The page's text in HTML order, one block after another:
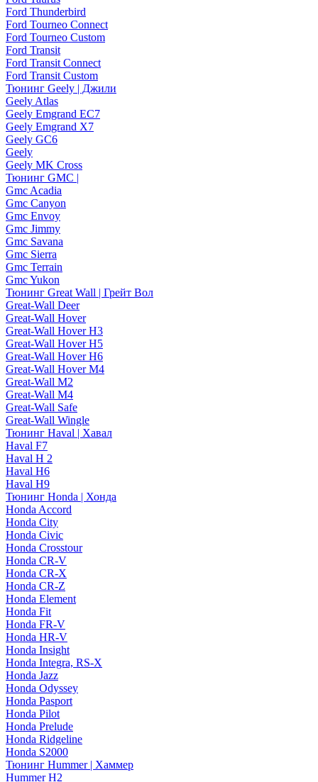
Ford Thunderbird
Ford Tourneo Connect
Ford Tourneo Custom
Ford Transit
Ford Transit Connect
Ford Transit Custom
Тюнинг Geely | Джили
Geely Atlas
Geely Emgrand EC7
Geely Emgrand X7
Geely GC6
Geely
Geely MK Cross
Тюнинг GMC |
Gmc Acadia
Gmc Canyon
Gmc Envoy
Gmc Jimmy
Gmc Savana
Gmc Sierra
Gmc Terrain
Gmc Yukon
Тюнинг Great Wall | Грейт Вол
Great-Wall Deer
Great-Wall Hover
Great-Wall Hover H3
Great-Wall Hover H5
Great-Wall Hover H6
Great-Wall Hover M4
Great-Wall M2
Great-Wall M4
Great-Wall Safe
Great-Wall Wingle
Тюнинг Haval | Хавал
Haval F7
Haval H 2
Haval H6
Haval H9
Тюнинг Honda | Хонда
Honda Accord
Honda City
Honda Civic
Honda Crosstour
Honda CR-V
Honda CR-X
Honda CR-Z
Honda Element
Honda Fit
Honda FR-V
Honda HR-V
Honda Insight
Honda Integra, RS-X
Honda Jazz
Honda Odyssey
Honda Pasport
Honda Pilot
Honda Prelude
Honda Ridgeline
Honda S2000
Тюнинг Hummer | Хаммер
Hummer H2